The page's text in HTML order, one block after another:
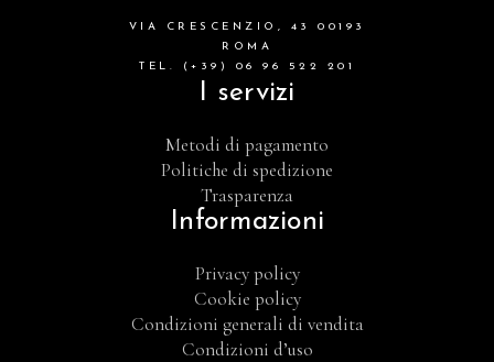
VIA CRESCENZIO, 43 00193
ROMA
TEL. (+39) 06 96 522 201
I servizi
Metodi di pagamento
Politiche di spedizione
Trasparenza
Informazioni
Privacy policy
Cookie policy
Condizioni generali di vendita
Condizioni d’uso